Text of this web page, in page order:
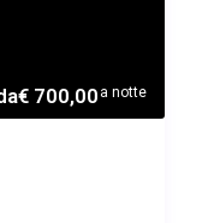
€ 700,00a notte